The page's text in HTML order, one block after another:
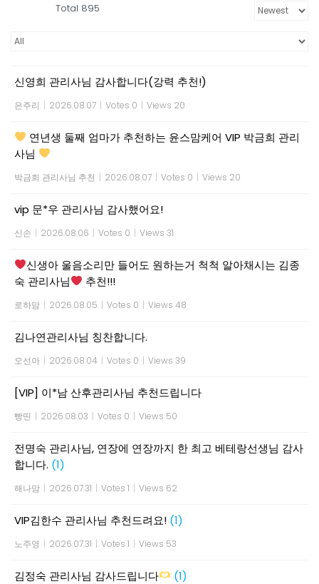
Total 895
신영희 관리사님 감사합니다(강력 추천!)
은주리 | 2026.08.07 | Votes 0 | Views 20
연년생 둘째 엄마가 추천하는 윤스맘케어 VIP 박금희 관리
사님
박금희 관리사님 추천 | 2026.08.07 | Votes 0 | Views 20
vip 문*우 관리사님 감사했어요!
신손 | 2026.08.06 | Votes 0 | Views 31
신생아 울음소리만 들어도 원하는거 척척 알아채시는 김종
숙 관리사님
추천!!!
로하맘 | 2026.08.05 | Votes 0 | Views 48
김나연관리사님 칭찬합니다.
오선아 | 2026.08.04 | Votes 0 | Views 39
[VIP] 이*남 산후관리사님 추천드립니다
빵띤 | 2026.08.03 | Votes 0 | Views 50
전명숙 관리사님, 연장에 연장까지 한 최고 베테랑선생님 감사
합니다. (1)
해나맘 | 2026.07.31 | Votes 1 | Views 62
VIP김한수 관리사님 추천드려요! (1)
노주영 | 2026.07.31 | Votes 1 | Views 53
김정숙 관리사님 감사드립니다 (1)